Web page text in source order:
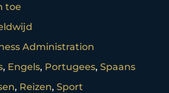
toe
Administration
, Engels, Portugees, Spaans
, Reizen, Sport